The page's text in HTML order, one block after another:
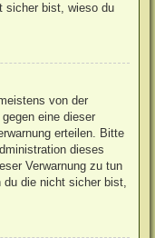
sicher bist, wieso du
von der
eine dieser
erteilen. Bitte
dieses
Verwarnung zu tun
die nicht sicher bist,